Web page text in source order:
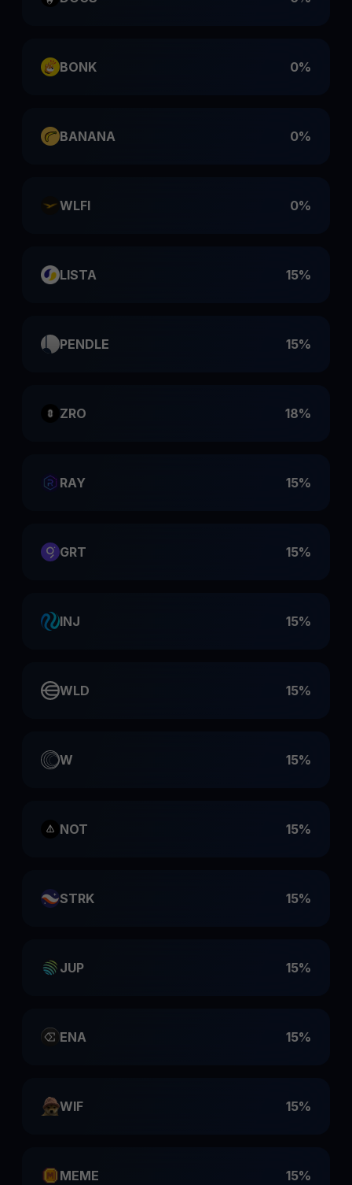
BONK 0%
BANANA 0%
WLFI 0%
LISTA 15%
PENDLE 15%
ZRO 18%
RAY 15%
GRT 15%
INJ 15%
WLD 15%
W 15%
NOT 15%
STRK 15%
JUP 15%
ENA 15%
WIF 15%
MEME 15%